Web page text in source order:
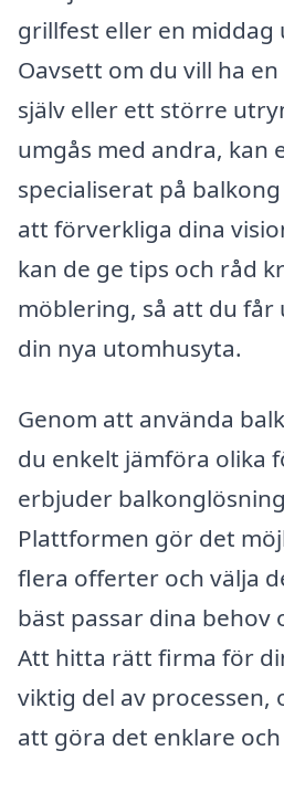
grillfest eller en
Oavsett om du vill ha
själv eller ett större
umgås med andra, kan
specialiserat på
att förverkliga dina
kan de ge tips och råd
möblering, så att du får
din nya utomhusyta.
Genom att använda
du enkelt jämföra olika
erbjuder
Plattformen gör det
flera offerter och välja
bäst passar dina behov
Att hitta rätt firma för
viktig del av processen,
att göra det enklare